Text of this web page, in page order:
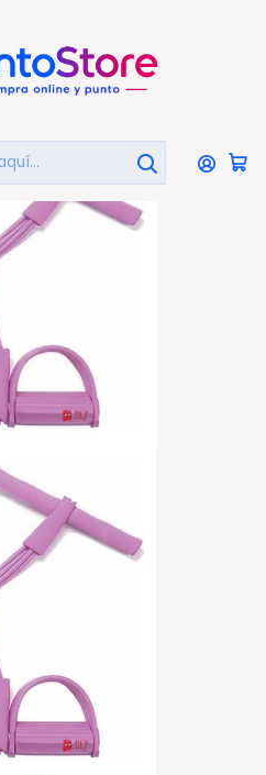
Bandas Elásticas
Con Manilla Y Pedal - Ps